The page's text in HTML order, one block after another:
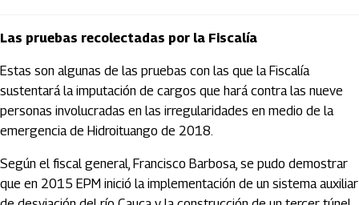
Las pruebas recolectadas por la Fiscalía
Estas son algunas de las pruebas con las que la Fiscalía
sustentará la imputación de cargos que hará contra las nueve
personas involucradas en las irregularidades en medio de la
emergencia de Hidroituango de 2018.
Según el fiscal general, Francisco Barbosa, se pudo demostrar
que en 2015 EPM inició la implementación de un sistema auxiliar